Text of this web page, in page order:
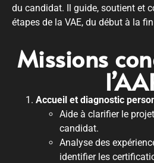
du candidat. Il guide, soutient et
étapes de la VAE, du début à la
Missions
Accueil et diagnostic
Aide à clarifier le
candidat.
Analyse des
identifier les